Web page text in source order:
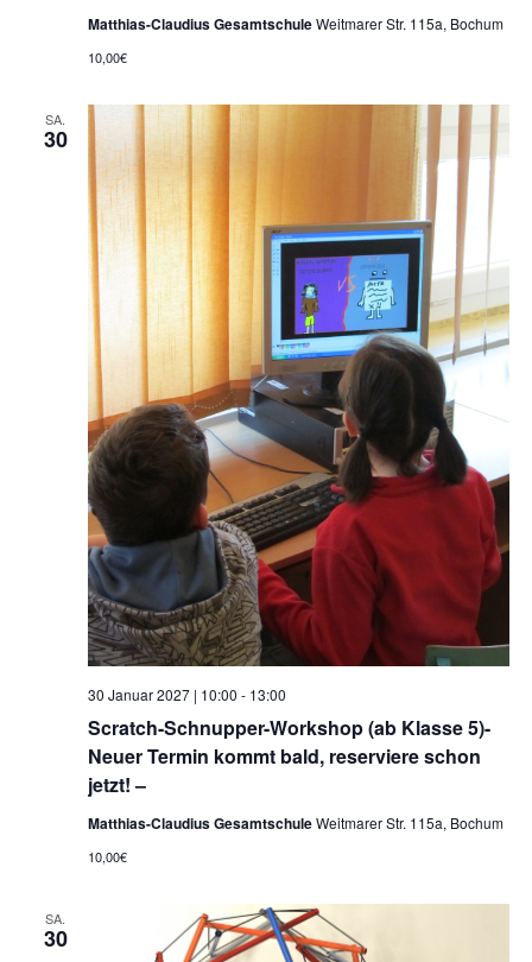
Matthias-Claudius GesamtschuleWeitmarer Str. 115a, Bochum
10,00€
SA.
30
Scratch-Schnupper-Workshop (ab Klasse 5)-
Neuer Termin kommt bald, reserviere schon
jetzt! –
30 Januar 2027 | 10:00 - 13:00
Matthias-Claudius GesamtschuleWeitmarer Str. 115a, Bochum
10,00€
SA.
30